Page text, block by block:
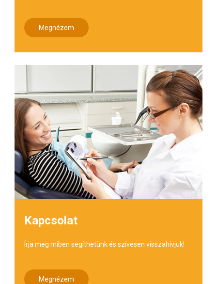
Megnézem
Kapcsolat
Írja meg miben segíthetünk és szívesen visszahívjuk!
Megnézem